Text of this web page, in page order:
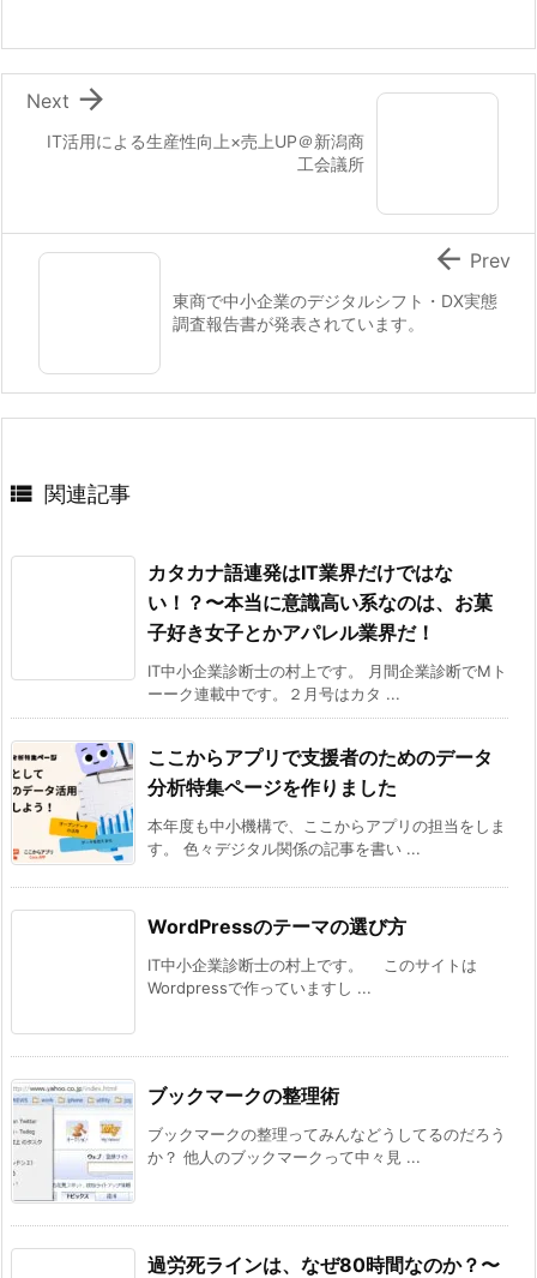
IT活用による生産性向上×売上UP＠新潟商
工会議所

Next
東商で中小企業のデジタルシフト・DX実態
調査報告書が発表されています。
 Prev
 関連記事
カタカナ語連発はIT業界だけではな
い！？〜本当に意識高い系なのは、お菓
子好き女子とかアパレル業界だ！
IT中小企業診断士の村上です。 月間企業診断でMト
ーーク連載中です。２月号はカタ ...
ここからアプリで支援者のためのデータ
分析特集ページを作りました
本年度も中小機構で、ここからアプリの担当をしま
す。 色々デジタル関係の記事を書い ...
WordPressのテーマの選び方
IT中小企業診断士の村上です。 このサイトは
Wordpressで作っていますし ...
ブックマークの整理術
ブックマークの整理ってみんなどうしてるのだろう
か？ 他人のブックマークって中々見 ...
過労死ラインは、なぜ80時間なのか？〜